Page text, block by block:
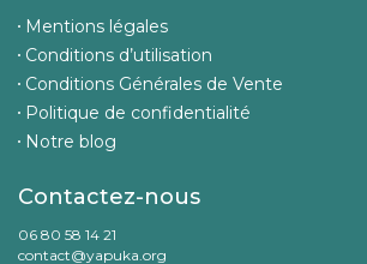
Mentions légales
Conditions d’utilisation
Conditions Générales de Vente
Politique de confidentialité
Notre blog
Contactez-nous
06 80 58 14 21
contact@yapuka.org